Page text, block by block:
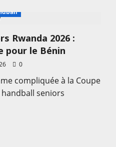
Rwanda 2026 :
pour le Bénin
0
compliquée à la Coupe
handball seniors